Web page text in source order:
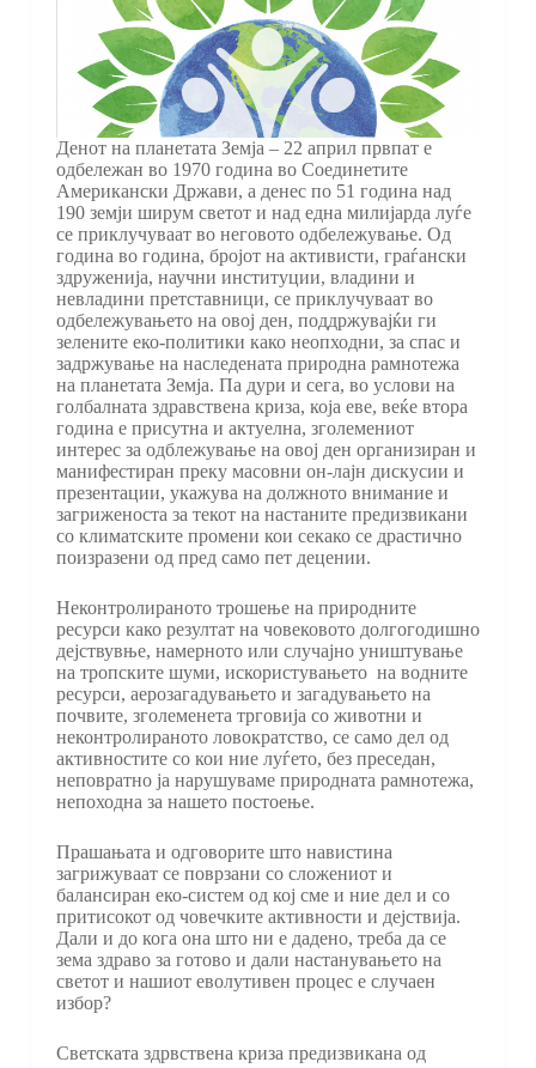
Денот на планетата Земја – 22 април првпат е
одбележан во 1970 година во Соединетите
Американски Држави, а денес по 51 година над
190 земји ширум светот и над една милијарда луѓе
се приклучуваат во неговото одбележување. Од
година во година, бројот на активисти, граѓански
здруженија, научни институции, владини и
невладини претставници, се приклучуваат во
одбележувањето на овој ден, поддржувајќи ги
зелените еко-политики како неопходни, за спас и
задржување на наследената природна рамнотежа
на планетата Земја. Па дури и сега, во услови на
голбалната здравствена криза, која еве, веќе втора
година е присутна и актуелна, зголемениот
интерес за одблежување на овој ден организиран и
манифестиран преку масовни он-лајн дискусии и
презентации, укажува на должното внимание и
загриженоста за текот на настаните предизвикани
со климатските промени кои секако се драстично
поизразени од пред само пет децении.
Неконтролираното трошење на природните
ресурси како резултат на човековото долгогодишно
дејствувње, намерното или случајно уништување
на тропските шуми, искористувањето на водните
ресурси, аерозагадувањето и загадувањето на
почвите, зголеменета трговија со животни и
неконтролираното ловократство, се само дел од
активностите со кои ние луѓето, без преседан,
неповратно ја нарушуваме природната рамнотежа,
непоходна за нашето постоење.
Прашањата и одговорите што навистина
загрижуваат се поврзани со сложениот и
балансиран еко-систем од кој сме и ние дел и со
притисокот од човечките активности и дејствија.
Дали и до кога она што ни е дадено, треба да се
зема здраво за готово и дали настанувањето на
светот и нашиот еволутивен процес е случаен
избор?
Светската здрвствена криза предизвикана од